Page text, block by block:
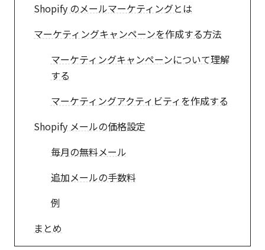
Shopify のメールマーケティングとは
マーケティングキャンペーンを作成する方法
マーケティングキャンペーンについて理解
する
マーケティングアクティビティを作成する
Shopify メールの価格設定
毎月の無料メール
追加メールの手数料
例
まとめ